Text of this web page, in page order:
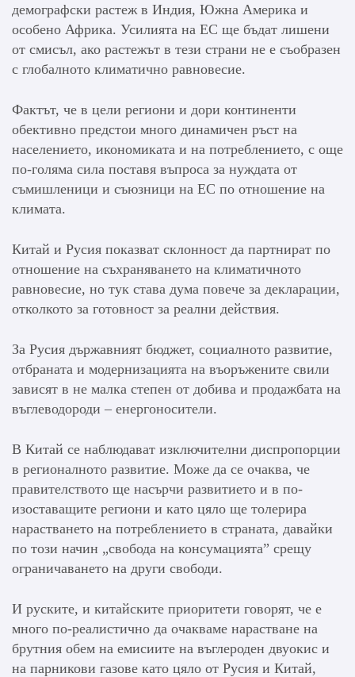
демографски растеж в Индия, Южна Америка и
особено Африка. Усилията на ЕС ще бъдат лишени
от смисъл, ако растежът в тези страни не е съобразен
с глобалното климатично равновесие.
Фактът, че в цели региони и дори континенти
обективно предстои много динамичен ръст на
населението, икономиката и на потреблението, с още
по-голяма сила поставя въпроса за нуждата от
съмишленици и съюзници на ЕС по отношение на
климата.
Китай и Русия показват склонност да партнират по
отношение на съхраняването на климатичното
равновесие, но тук става дума повече за декларации,
отколкото за готовност за реални действия.
За Русия държавният бюджет, социалното развитие,
отбраната и модернизацията на въоръжените свили
зависят в не малка степен от добива и продажбата на
въглеводороди – енергоносители.
В Китай се наблюдават изключителни диспропорции
в регионалното развитие. Може да се очаква, че
правителството ще насърчи развитието и в по-
изоставащите региони и като цяло ще толерира
нарастването на потреблението в страната, давайки
по този начин „свобода на консумацията” срещу
ограничаването на други свободи.
И руските, и китайските приоритети говорят, че е
много по-реалистично да очакваме нарастване на
брутния обем на емисиите на въглероден двуокис и
на парникови газове като цяло от Русия и Китай,